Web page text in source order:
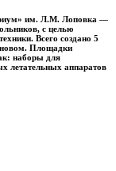
им. Л.М. Лоповка —
с целью
Всего создано 5
новом. Площадки
наборы для
летательных аппаратов